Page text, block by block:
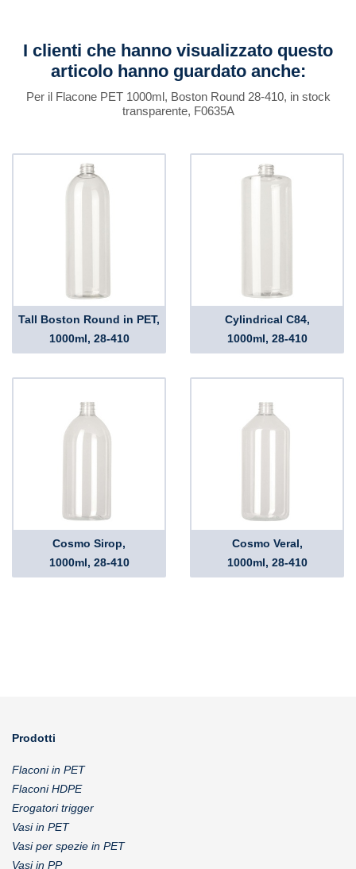
I clienti che hanno visualizzato questo
articolo hanno guardato anche:
Per il Flacone PET 1000ml, Boston Round 28-410, in stock
transparente, F0635A
Tall Boston Round in PET,
1000ml, 28-410
Cylindrical C84,
1000ml, 28-410
Cosmo Sirop,
1000ml, 28-410
Cosmo Veral,
1000ml, 28-410
Prodotti
Flaconi in PET
Flaconi HDPE
Erogatori trigger
Vasi in PET
Vasi per spezie in PET
Vasi in PP